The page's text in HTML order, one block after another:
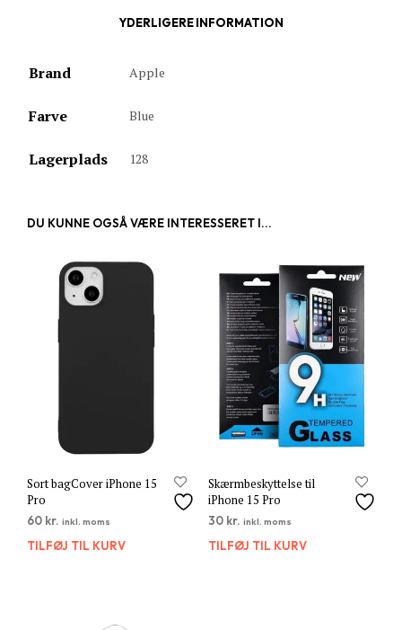
YDERLIGERE INFORMATION
Brand Apple
Farve Blue
Lagerplads 128
DU KUNNE OGSÅ VÆRE INTERESSERET I...
Sort bagCover iPhone 15
Pro
60 kr. inkl. moms
TILFØJ TIL KURV
Skærmbeskyttelse til
iPhone 15 Pro
30 kr. inkl. moms
TILFØJ TIL KURV